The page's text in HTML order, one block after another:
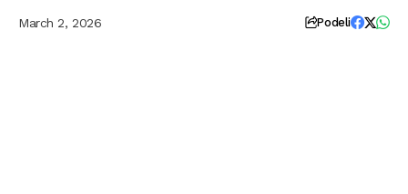
March 2, 2026 Podeli